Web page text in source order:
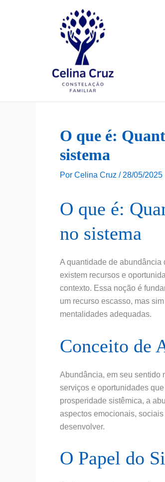
O que é:
sistema
Por Celina Cruz / 28/05/2025
O que é:
no sistema
A quantidade de abundância
existem recursos e
contexto. Essa noção é
um recurso escasso, mas
mentalidades adequadas.
Conceito de
Abundância, em seu sentido
serviços e oportunidades
prosperidade sistêmica, a
aspectos emocionais,
desenvolver.
O Papel do